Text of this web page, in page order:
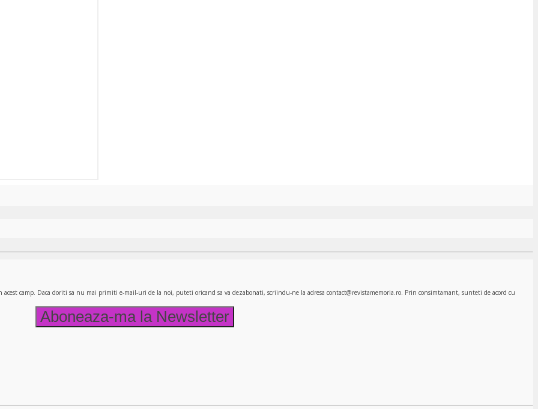
camp. Daca doriti sa nu mai primiti e-mail-uri de la noi, puteti oricand sa va dezabonati, scriindu-ne la adresa contact@revistamemoria.ro. Prin consimtamant, sunteti de acord cu